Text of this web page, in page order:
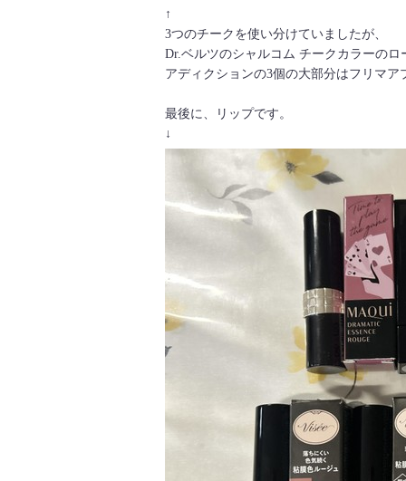
↑
3つのチークを使い分けていましたが、
Dr.ベルツのシャルコム チークカラーのロ
アディクションの3個の大部分はフリマア
最後に、リップです。
↓